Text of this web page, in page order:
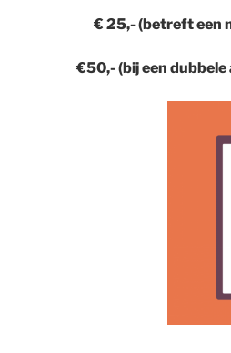
€ 25,- (betreft een
€50,- (bij een